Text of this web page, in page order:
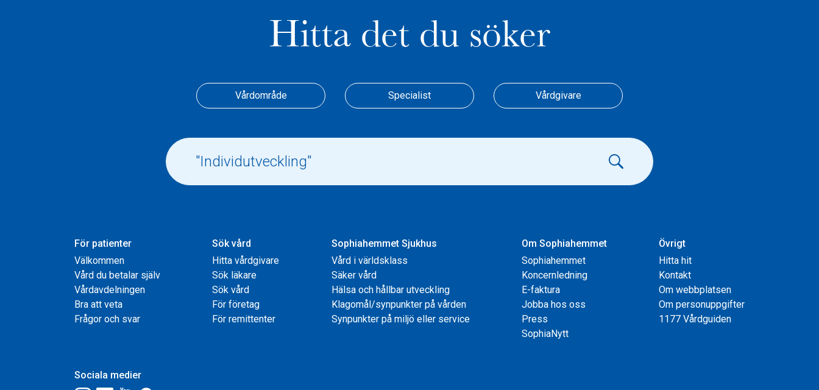
Hitta det du söker
Vårdområde Specialist Vårdgivare
För patienter
Välkommen
Vård du betalar själv
Vårdavdelningen
Bra att veta
Frågor och svar
Sök vård
Hitta vårdgivare
Sök läkare
Sök vård
För företag
För remittenter
Sophiahemmet Sjukhus
Vård i världsklass
Säker vård
Hälsa och hållbar utveckling
Klagomål/synpunkter på vården
Synpunkter på miljö eller service
Om Sophiahemmet
Sophiahemmet
Koncernledning
E-faktura
Jobba hos oss
Press
SophiaNytt
Övrigt
Hitta hit
Kontakt
Om webbplatsen
Om personuppgifter
1177 Vårdguiden
Sociala medier